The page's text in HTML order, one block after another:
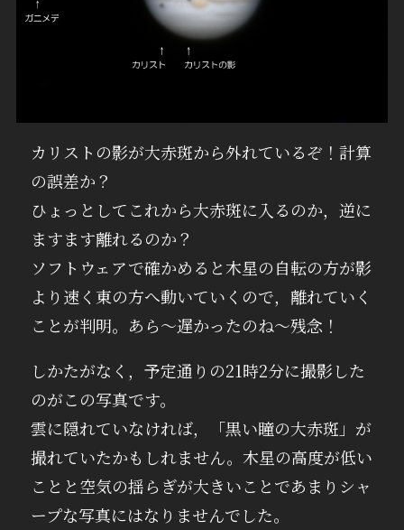
カリストの影が大赤斑から外れているぞ！計算
の誤差か？
ひょっとしてこれから大赤斑に入るのか，逆に
ますます離れるのか？
ソフトウェアで確かめると木星の自転の方が影
より速く東の方へ動いていくので，離れていく
ことが判明。あら～遅かったのね～残念！
しかたがなく，予定通りの21時2分に撮影した
のがこの写真です。
雲に隠れていなければ，「黒い瞳の大赤斑」が
撮れていたかもしれません。木星の高度が低い
ことと空気の揺らぎが大きいことであまりシャ
ープな写真にはなりませんでした。